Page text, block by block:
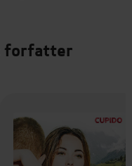
forfatter